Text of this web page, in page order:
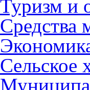
Туризм и
Средства
Сельское